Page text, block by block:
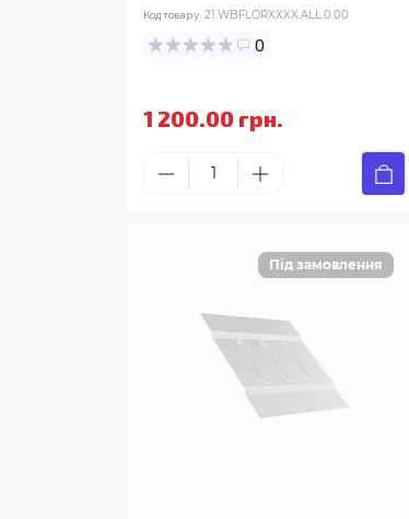
Код товару: 21.WBFLORXXXX.ALL.0.00
0
1 200.00 грн.